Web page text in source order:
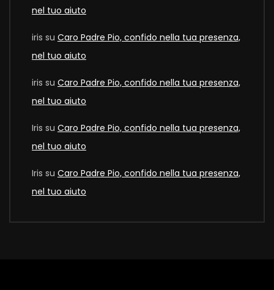
nel tuo aiuto
iris su Caro Padre Pio, confido nella tua presenza,
nel tuo aiuto
iris su Caro Padre Pio, confido nella tua presenza,
nel tuo aiuto
Iris su Caro Padre Pio, confido nella tua presenza,
nel tuo aiuto
Iris su Caro Padre Pio, confido nella tua presenza,
nel tuo aiuto